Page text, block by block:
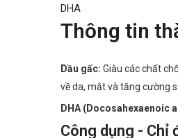
DHA
Thông tin
Dầu gấc: Giàu các chất
về da, mắt và tăng cường
DHA (Docosahexaenoic
Công dụng - Chỉ